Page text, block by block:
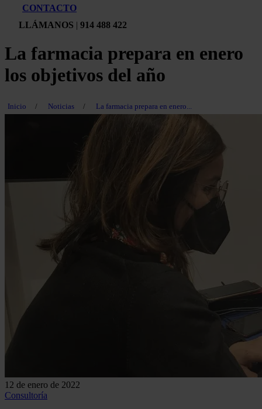
CONTACTO
LLÁMANOS | 914 488 422
La farmacia prepara en enero
los objetivos del año
Inicio / Noticias / La farmacia prepara en enero...
12 de enero de 2022
Consultoría